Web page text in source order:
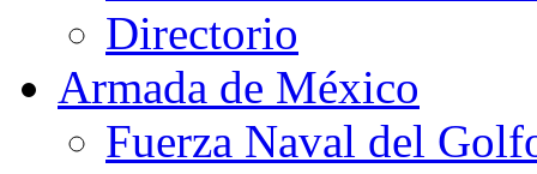
Directorio
Armada de México
Fuerza Naval del